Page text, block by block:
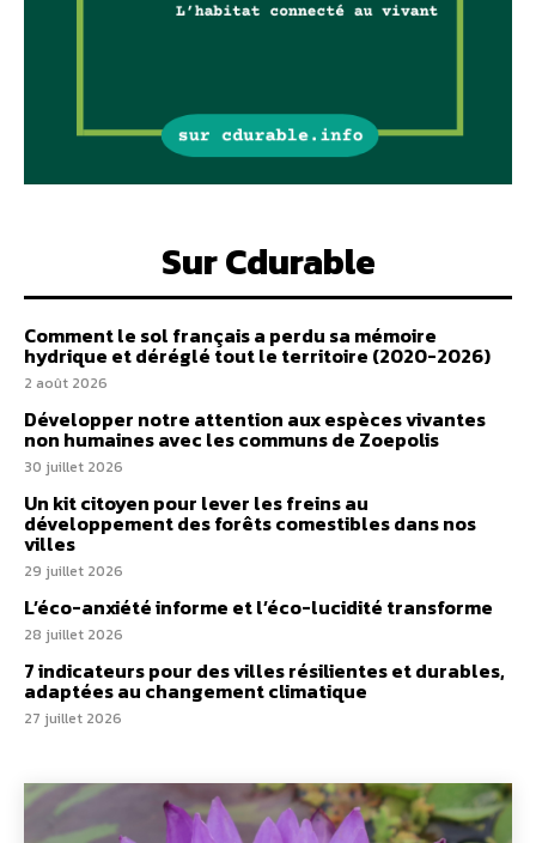
Sur Cdurable
Comment le sol français a perdu sa mémoire
hydrique et déréglé tout le territoire (2020-2026)
2 août 2026
Développer notre attention aux espèces vivantes
non humaines avec les communs de Zoepolis
30 juillet 2026
Un kit citoyen pour lever les freins au
développement des forêts comestibles dans nos
villes
29 juillet 2026
L’éco-anxiété informe et l’éco-lucidité transforme
28 juillet 2026
7 indicateurs pour des villes résilientes et durables,
adaptées au changement climatique
27 juillet 2026